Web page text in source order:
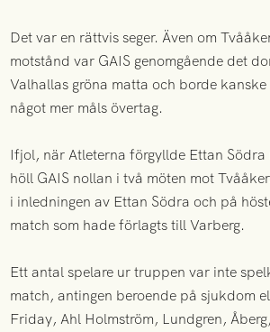
Det var en rättvis seger. Även om
motstånd var GAIS genomgående det
Valhallas gröna matta och borde
något mer måls övertag.
Ifjol, när Atleterna förgyllde Ettan Södra
höll GAIS nollan i två möten mot
i inledningen av Ettan Södra och på
match som hade förlagts till Varberg.
Ett antal spelare ur truppen var inte
match, antingen beroende på sjukdom
Friday, Ahl Holmström, Lundgren,